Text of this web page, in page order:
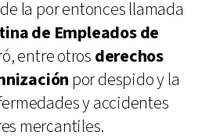
la por entonces llamada
de Empleados de
entre otros derechos
por despido y la
y accidentes
mercantiles.